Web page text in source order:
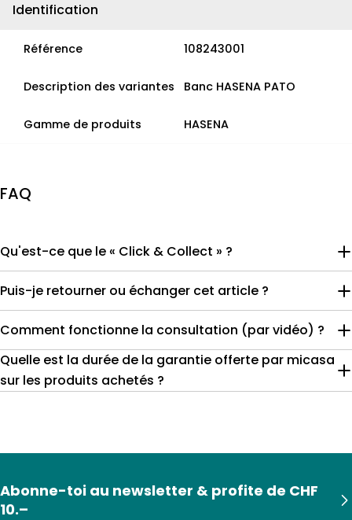
Identification
Référence 108243001
Description des variantes Banc HASENA PATO
Gamme de produits HASENA
FAQ
Qu'est-ce que le « Click & Collect » ?
Puis-je retourner ou échanger cet article ?
Comment fonctionne la consultation (par vidéo) ?
Quelle est la durée de la garantie offerte par micasa
sur les produits achetés ?
Abonne-toi au newsletter & profite de CHF
10.–